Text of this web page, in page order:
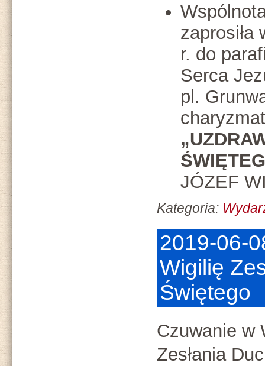
zaprosiła
r. do
Serca
pl.
JÓZEF
Kategoria:
2019-06-
Wigilię
Świętego
Czuwanie w
Zesłania